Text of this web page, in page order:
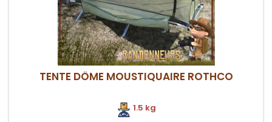
TENTE DÔME MOUSTIQUAIRE ROTHCO
1.5 kg